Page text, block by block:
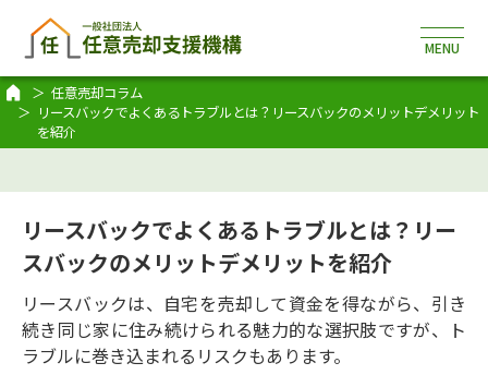
任意売却コラム
リースバックでよくあるトラブルとは？リースバックのメリットデメリット
を紹介
リースバックでよくあるトラブルとは？リー
スバックのメリットデメリットを紹介
リースバックは、自宅を売却して資金を得ながら、引き
続き同じ家に住み続けられる魅力的な選択肢ですが、ト
ラブルに巻き込まれるリスクもあります。